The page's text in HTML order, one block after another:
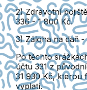
2) Zdravotní
336 - 1 800 Kč.
3) Záloha na daň -
Po těchto
účtu 331z
31 930 Kč, kterou
vyplatí.